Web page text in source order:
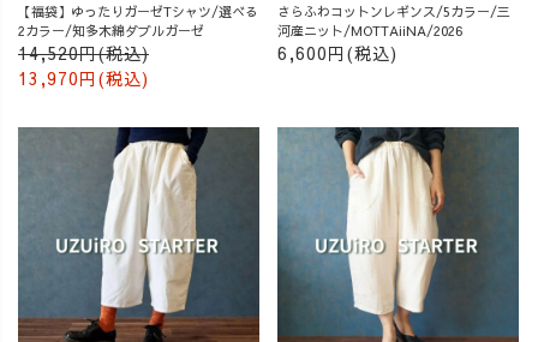
【福袋】ゆったりガーゼTシャツ/選べる
2カラー/知多木綿ダブルガーゼ
14,520円(税込)
13,970円(税込)
さらふわコットンレギンス/5カラー/三
河産ニット/MOTTAiiNA/2026
6,600円(税込)